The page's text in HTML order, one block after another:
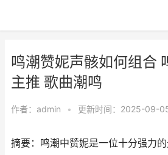
鸣潮赞妮声骸如何组合
主推 歌曲潮鸣
作者： admin • 更新时间：2025-09-
摘要：鸣潮中赞妮是一位十分强力